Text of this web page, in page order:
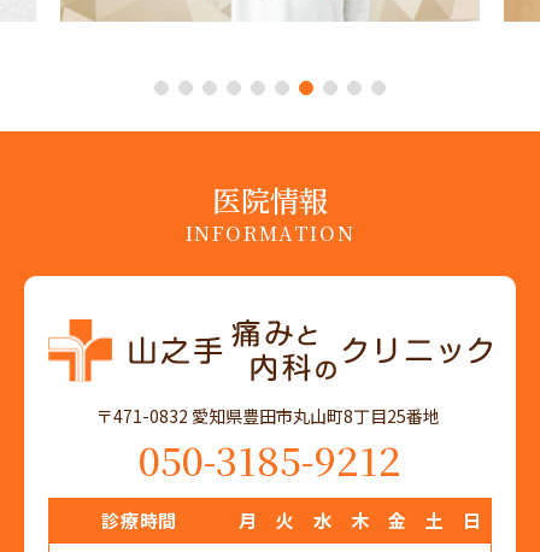
1 2 3 4 5 6 7 8 9 10
医院情報
INFORMATION
〒471-0832 愛知県豊田市丸山町8丁目25番地
050-3185-9212
診療時間 月 火 水 木 金 土 日